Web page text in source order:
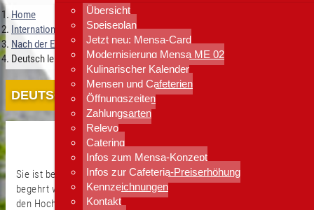
Übersicht
Speiseplan
Jetzt neu: Mensa-Card
Modernisierung Mensa ME 02
Kulinarischer Kalender
Mensen und Cafeterien
Öffnungszeiten
Zahlungsarten
Relevo
Catering
Infos zum Mensa-Konzept
Infos zur Cafeteria-Preiserhöhung
Kennzeichnungen
Kontakt
Home
Internationales
Nach der Einreise
Deutsch lernen
DEUTSCH LERNEN
Sie ist bei internationalen Studienbewerber*innen gleichermaßen
begehrt wie gefürchtet: die DSH (Deutsche Sprachprüfung für
den Hochschulzugang fremdsprachiger Studienbewerber).